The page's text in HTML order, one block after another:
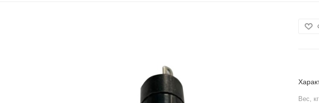
Вес, кг